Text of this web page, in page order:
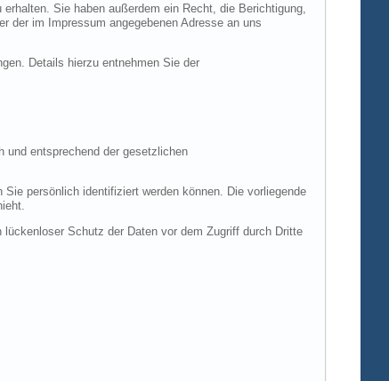
Sie haben außerdem ein Recht, die Berichtigung,
der im Impressum angegebenen Adresse an uns
Details hierzu entnehmen Sie der
und entsprechend der gesetzlichen
persönlich identifiziert werden können. Die vorliegende
Schutz der Daten vor dem Zugriff durch Dritte